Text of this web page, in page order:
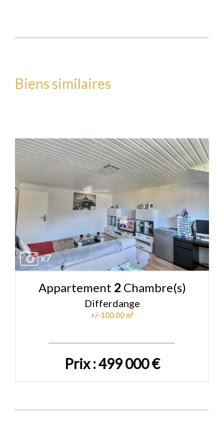
Biens similaires
x7
Appartement 2Chambre(s)
Differdange
+/-100.00 m²
Prix : 499 000 €